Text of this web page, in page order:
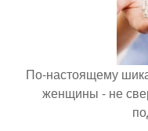
По-настоящему
женщины - не